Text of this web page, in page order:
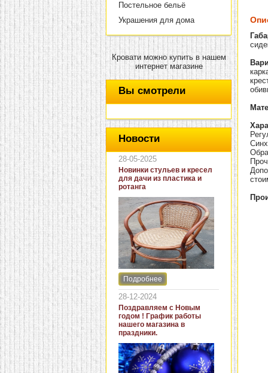
Постельное бельё
Украшения для дома
Кровати можно купить в нашем
интернет магазине
Вы смотрели
Новости
28-05-2025
Новинки стульев и кресел
для дачи из пластика и
ротанга
Интернет-магазин "Кровать
и диван" представляет
новинки стульев и кресел
для дачи. В ассортименте
представлены как
бюджетные модели из
пластика для дачи, так и
кресла для загородных
домов из натурального и
искусственного ротанга.
Подробнее
28-12-2024
Поздравляем с Новым
годом ! График работы
нашего магазина в
праздники.